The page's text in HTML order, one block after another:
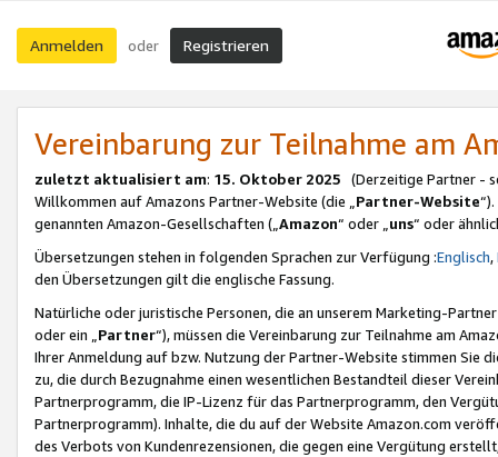
Anmelden oder Registrieren
Vereinbarung zur Teilnahme am
zuletzt aktualisiert am: 15. Oktober 2025 (Derzeitige Partner -
Willkommen auf Amazons Partner-Website (die „Partner-Website
genannten Amazon-Gesellschaften („Amazon“ oder „uns“ oder
Übersetzungen stehen in folgenden Sprachen zur Verfügung :Englisch,
den Übersetzungen gilt die englische Fassung.
Natürliche oder juristische Personen, die an unserem Marketing-
oder ein „Partner“), müssen die Vereinbarung zur Teilnahme am
Ihrer Anmeldung auf bzw. Nutzung der Partner-Website stimmen Sie
zu, die durch Bezugnahme einen wesentlichen Bestandteil dieser
Partnerprogramm, die IP-Lizenz für das Partnerprogramm, den
Partnerprogramm). Inhalte, die du auf der Website Amazon.com
des Verbots von Kundenrezensionen, die gegen eine Vergütung